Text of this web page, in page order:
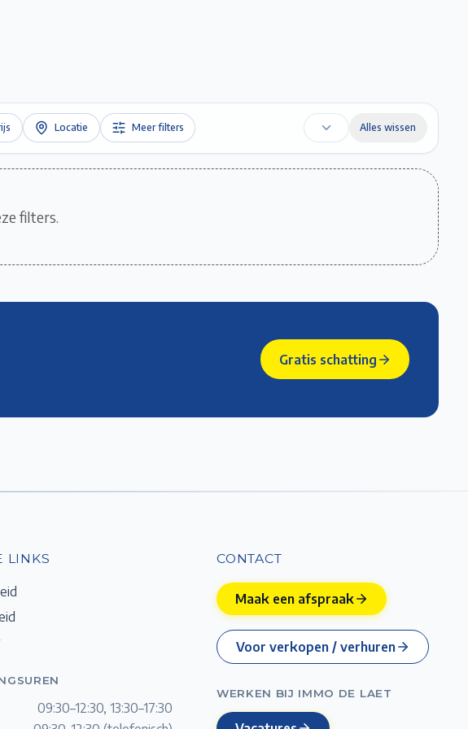
Locatie Meer filters Alles wissen
filters.
Gratis schatting
LINKS
09:30–12:30, 13:30–17:30
CONTACT
Maak een afspraak
Voor verkopen / verhuren
WERKEN BIJ IMMO DE LAET